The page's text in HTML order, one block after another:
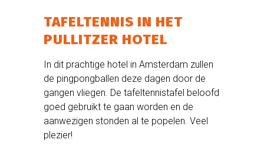
TAFELTENNIS IN HET
PULLITZER HOTEL
In dit prachtige hotel in Amsterdam zullen
de pingpongballen deze dagen door de
gangen vliegen. De tafeltennistafel beloofd
goed gebruikt te gaan worden en de
aanwezigen stonden al te popelen. Veel
plezier!